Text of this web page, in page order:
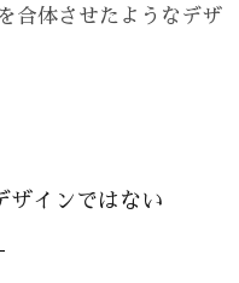
合体させたようなデザ
ザインではない